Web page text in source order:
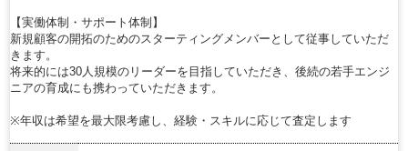
【実働体制・サポート体制】
新規顧客の開拓のためのスターティングメンバーとして従事していただ
きます。
将来的には30人規模のリーダーを目指していただき、後続の若手エンジ
ニアの育成にも携わっていただきます。
※年収は希望を最大限考慮し、経験・スキルに応じて査定します